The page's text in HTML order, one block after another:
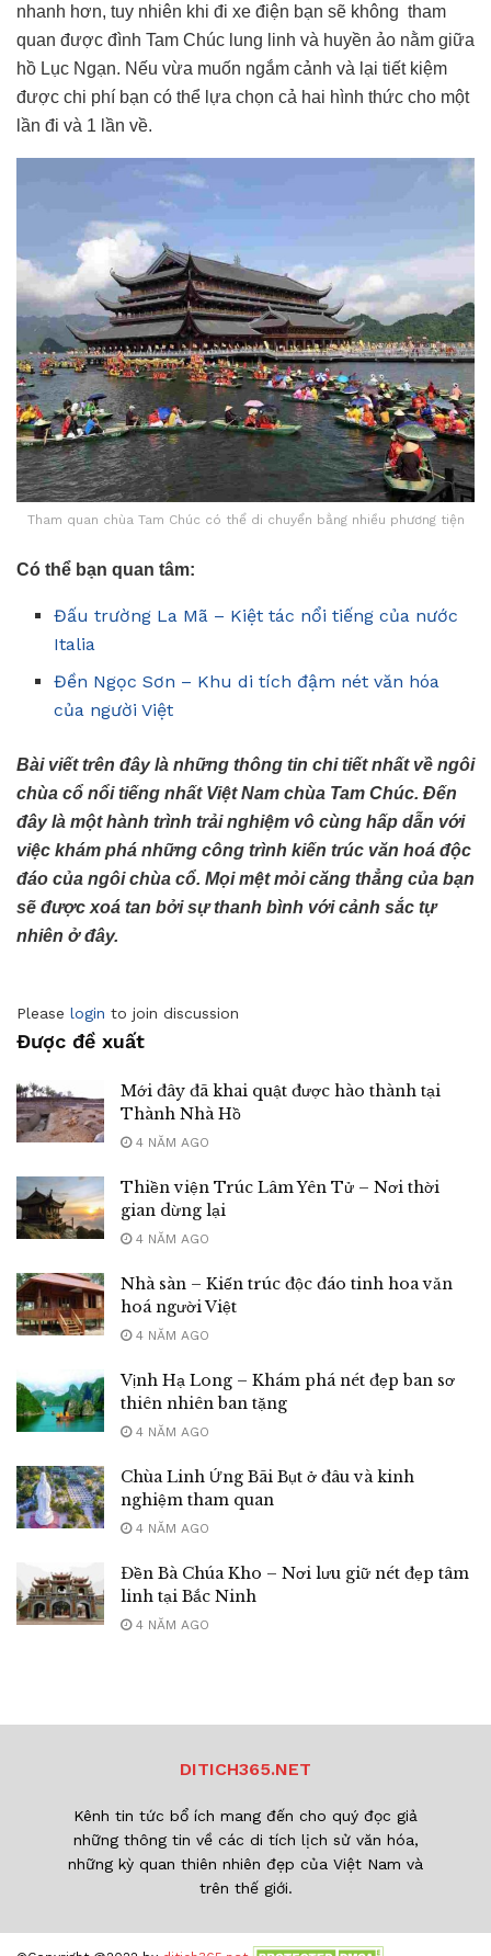
nhanh hơn, tuy nhiên khi đi xe điện bạn sẽ không tham
quan được đình Tam Chúc lung linh và huyền ảo nằm giữa
hồ Lục Ngạn. Nếu vừa muốn ngắm cảnh và lại tiết kiệm
được chi phí bạn có thể lựa chọn cả hai hình thức cho một
lần đi và 1 lần về.
Tham quan chùa Tam Chúc có thể di chuyển bằng nhiều phương tiện
Có thể bạn quan tâm:
Đấu trường La Mã – Kiệt tác nổi tiếng của nước
Italia
Đền Ngọc Sơn – Khu di tích đậm nét văn hóa
của người Việt
Bài viết trên đây là những thông tin chi tiết nhất về ngôi
chùa cổ nổi tiếng nhất Việt Nam chùa Tam Chúc. Đến
đây là một hành trình trải nghiệm vô cùng hấp dẫn với
việc khám phá những công trình kiến trúc văn hoá độc
đáo của ngôi chùa cổ. Mọi mệt mỏi căng thẳng của bạn
sẽ được xoá tan bởi sự thanh bình với cảnh sắc tự
nhiên ở đây.
Please login to join discussion
Được đề xuất
Mới đây đã khai quật được hào thành tại
Thành Nhà Hồ
4 NĂM AGO
Thiền viện Trúc Lâm Yên Tử – Nơi thời
gian dừng lại
4 NĂM AGO
Nhà sàn – Kiến trúc độc đáo tinh hoa văn
hoá người Việt
4 NĂM AGO
Vịnh Hạ Long – Khám phá nét đẹp ban sơ
thiên nhiên ban tặng
4 NĂM AGO
Chùa Linh Ứng Bãi Bụt ở đâu và kinh
nghiệm tham quan
4 NĂM AGO
Đền Bà Chúa Kho – Nơi lưu giữ nét đẹp tâm
linh tại Bắc Ninh
4 NĂM AGO
DITICH365.NET
Kênh tin tức bổ ích mang đến cho quý đọc giả
những thông tin về các di tích lịch sử văn hóa,
những kỳ quan thiên nhiên đẹp của Việt Nam và
trên thế giới.